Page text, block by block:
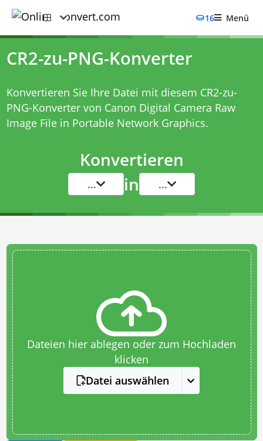
16 Menü
CR2-zu-PNG-Konverter
Konvertieren Sie Ihre Datei mit diesem CR2-zu-
PNG-Konvertervon Canon Digital Camera Raw
Image File in Portable Network Graphics.
Konvertieren
... in ...
Dateien hier ablegen oder zum Hochladen
klicken
Datei auswählen